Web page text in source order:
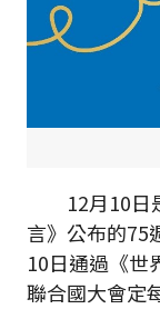
12月10日是
言》公布的75
10日通過《世
聯合國大會定